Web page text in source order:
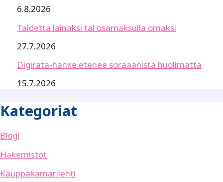
6.8.2026
Taidetta lainaksi tai osamaksulla omaksi
27.7.2026
Digirata-hanke etenee soraäänistä huolimatta
15.7.2026
Kategoriat
Blogi
Hakemistot
Kauppakamarilehti